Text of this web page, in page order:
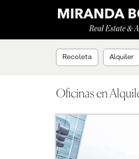
Recoleta Alquiler
Oficinas en